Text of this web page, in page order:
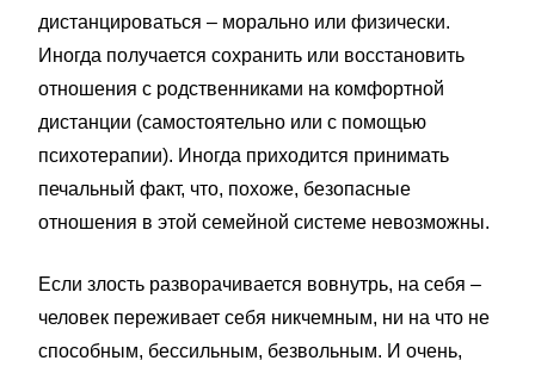
дистанцироваться – морально или физически.
Иногда получается сохранить или восстановить
отношения с родственниками на комфортной
дистанции (самостоятельно или с помощью
психотерапии). Иногда приходится принимать
печальный факт, что, похоже, безопасные
отношения в этой семейной системе невозможны.
Если злость разворачивается вовнутрь, на себя –
человек переживает себя никчемным, ни на что не
способным, бессильным, безвольным. И очень,